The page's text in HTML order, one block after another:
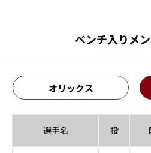
ベンチ入りメ
オリックス
選手名 投